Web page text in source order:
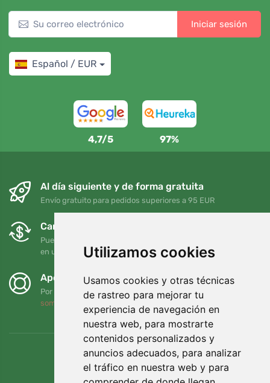
Utilizamos cookies
Usamos cookies y otras técnicas
de rastreo para mejorar tu
experiencia de navegación en
nuestra web, para mostrarte
contenidos personalizados y
anuncios adecuados, para analizar
el tráfico en nuestra web y para
Iniciar sesión
Español / EUR
4,7/5 97%
Al día siguiente y de forma gratuita
Envío gratuito para pedidos superiores a 95 EUR
Cambios y devoluciones gratuitos
Puede devolver o cambiar su pedido en cualquier momento
en un plazo de 90 días
Apoyamos a Trees.org
Por cada pedido plantamos un árbol. Leer más
somos